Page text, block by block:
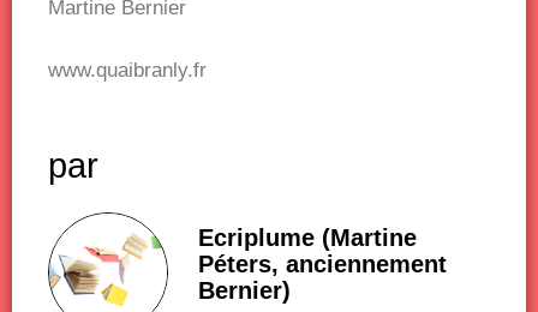
Martine Bernier
www.quaibranly.fr
par
Ecriplume (Martine
Péters, anciennement
Bernier)